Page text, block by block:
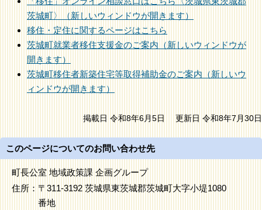
茨城町〉（新しいウィンドウが開きます）
移住・定住に関するページはこちら
茨城町就業者移住支援金のご案内（新しいウィンドウが
開きます）
茨城町移住者新築住宅等取得補助金のご案内（新しいウ
ィンドウが開きます）
掲載日 令和8年6月5日 更新日 令和8年7月30日
このページについてのお問い合わせ先
町長公室 地域政策課 企画グループ
住所： 〒311-3192 茨城県東茨城郡茨城町大字小堤1080
番地